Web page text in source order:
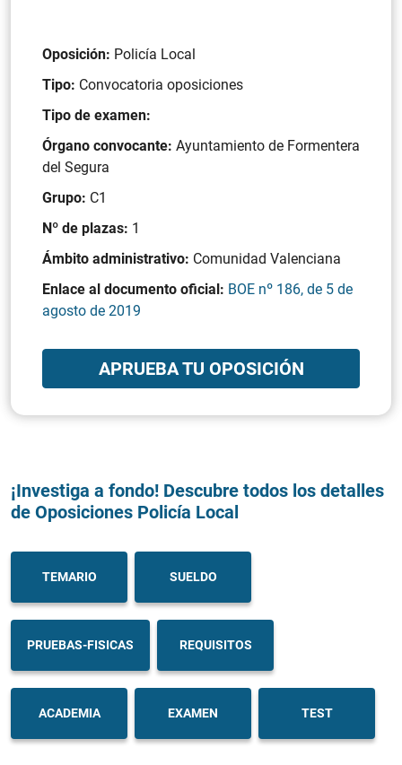
Oposición: Policía Local
Tipo: Convocatoria oposiciones
Tipo de examen:
Órgano convocante: Ayuntamiento de Formentera
del Segura
Grupo: C1
Nº de plazas: 1
Ámbito administrativo: Comunidad Valenciana
Enlace al documento oficial: BOE nº 186, de 5 de
agosto de 2019
APRUEBA TU OPOSICIÓN
¡Investiga a fondo! Descubre todos los detalles
de Oposiciones Policía Local
TEMARIO SUELDO
PRUEBAS-FISICAS REQUISITOS
ACADEMIA EXAMEN TEST